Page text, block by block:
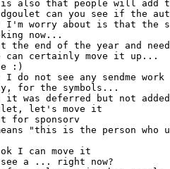
dgoulet can you see if the